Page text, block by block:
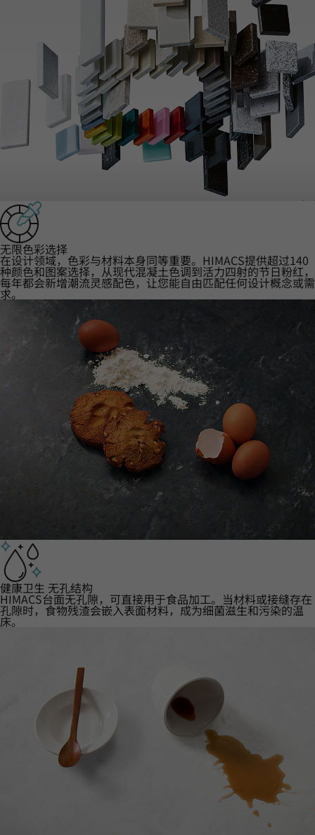
‌无限色彩选择‌
在设计领域，色彩与材料本身同等重要。HIMACS提供超过140
种颜色和图案选择，从现代混凝土色调到活力四射的节日粉红，
每年都会新增潮流灵感配色，让您能自由匹配任何设计概念或需
求。
健康卫生 无孔结构
HIMACS台面无孔隙，可直接用于食品加工。当材料或接缝存在
孔隙时，食物残渣会嵌入表面材料，成为细菌滋生和污染的温
床。